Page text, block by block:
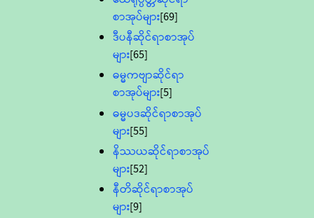
စာအုပ်များ[69]
ဒီပနီဆိုင်ရာစာအုပ်
များ[65]
ဓမ္မကဗျာဆိုင်ရာ
စာအုပ်များ[5]
ဓမ္မပဒဆိုင်ရာစာအုပ်
များ[55]
နိဿယဆိုင်ရာစာအုပ်
များ[52]
နီတိဆိုင်ရာစာအုပ်
များ[9]